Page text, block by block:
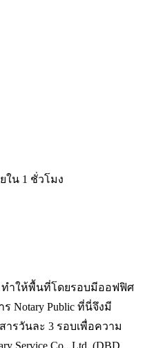
ใน 1 ชั่วโมง
ทำให้พื้นที่โดยรอบมีออฟฟิศ
Notary Public ที่นี่จึงมี
ารวันละ 3 รอบเพื่อความ
Service Co., Ltd. (DBD